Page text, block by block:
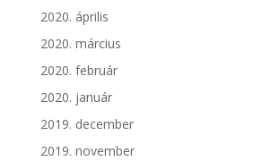
2020. április
2020. március
2020. február
2020. január
2019. december
2019. november